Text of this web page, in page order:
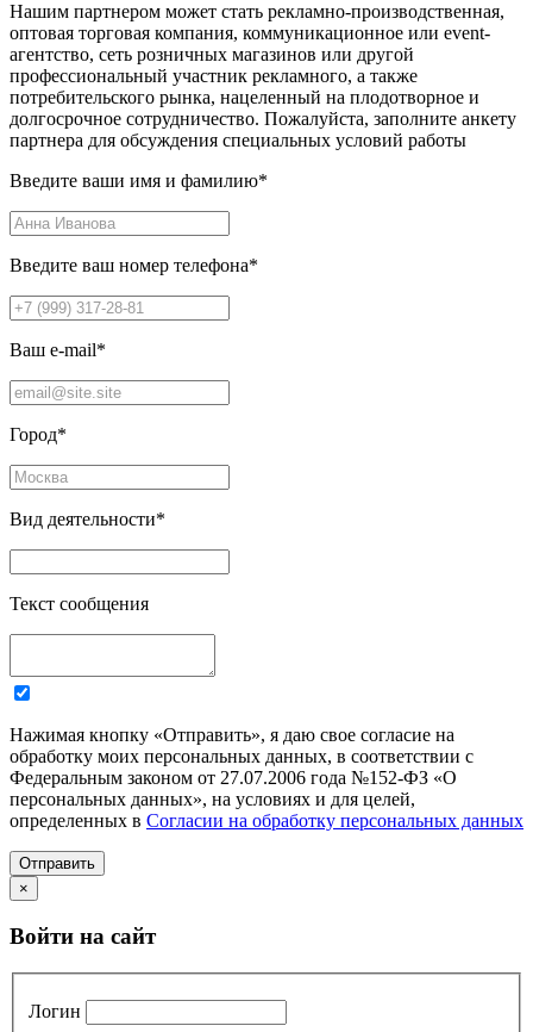
Нашим партнером может стать рекламно-производственная,
оптовая торговая компания, коммуникационное или event-
агентство, сеть розничных магазинов или другой
профессиональный участник рекламного, а также
потребительского рынка, нацеленный на плодотворное и
долгосрочное сотрудничество. Пожалуйста, заполните анкету
партнера для обсуждения специальных условий работы
Введите ваши имя и фамилию*
Введите ваш номер телефона*
Ваш e-mail*
Город*
Вид деятельности*
Текст сообщения
Нажимая кнопку «Отправить», я даю свое согласие на
обработку моих персональных данных, в соответствии с
Федеральным законом от 27.07.2006 года №152-ФЗ «О
персональных данных», на условиях и для целей,
определенных в Согласии на обработку персональных данных
Отправить
×
Войти на сайт
Логин